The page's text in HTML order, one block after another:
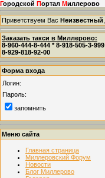
Городской Портал Миллерово
Приветствуем Вас Неизвестный
Заказать такси в Миллерово:
8-960-444-8-444 * 8-918-505-3-999
8-929-818-92-00
Форма входа
Логин:
Пароль:
запомнить
Меню сайта
Главная страница
Миллеровский Форум
Новости
Блог Миллерово